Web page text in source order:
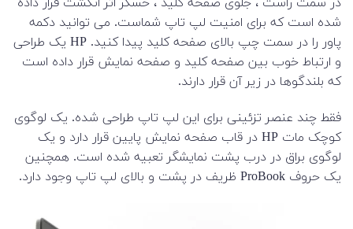
شده است که برای امنیت لپ تاپ شماست. می توانید دکمه
پاور را در سمت چپ بالای صفحه کلید پیدا کنید. HP یک طراحی
و ارتباط خوب بین صفحه کلید و صفحه نمایش قرار داده است
که بلندگوها در زیر آن قرار دارند.
فقط چند عنصر تزئینی برای این لپ تاپ طراحی شده. یک لوگوی
کوچک مات HP در قاب صفحه نمایش پایین قرار دارد و یک
لوگوی براق در درب پشت نمایشگر تعبیه شده است. همچنین
یک حروف ProBook ظریف در پشت و بالای لپ تاپ وجود دارد.